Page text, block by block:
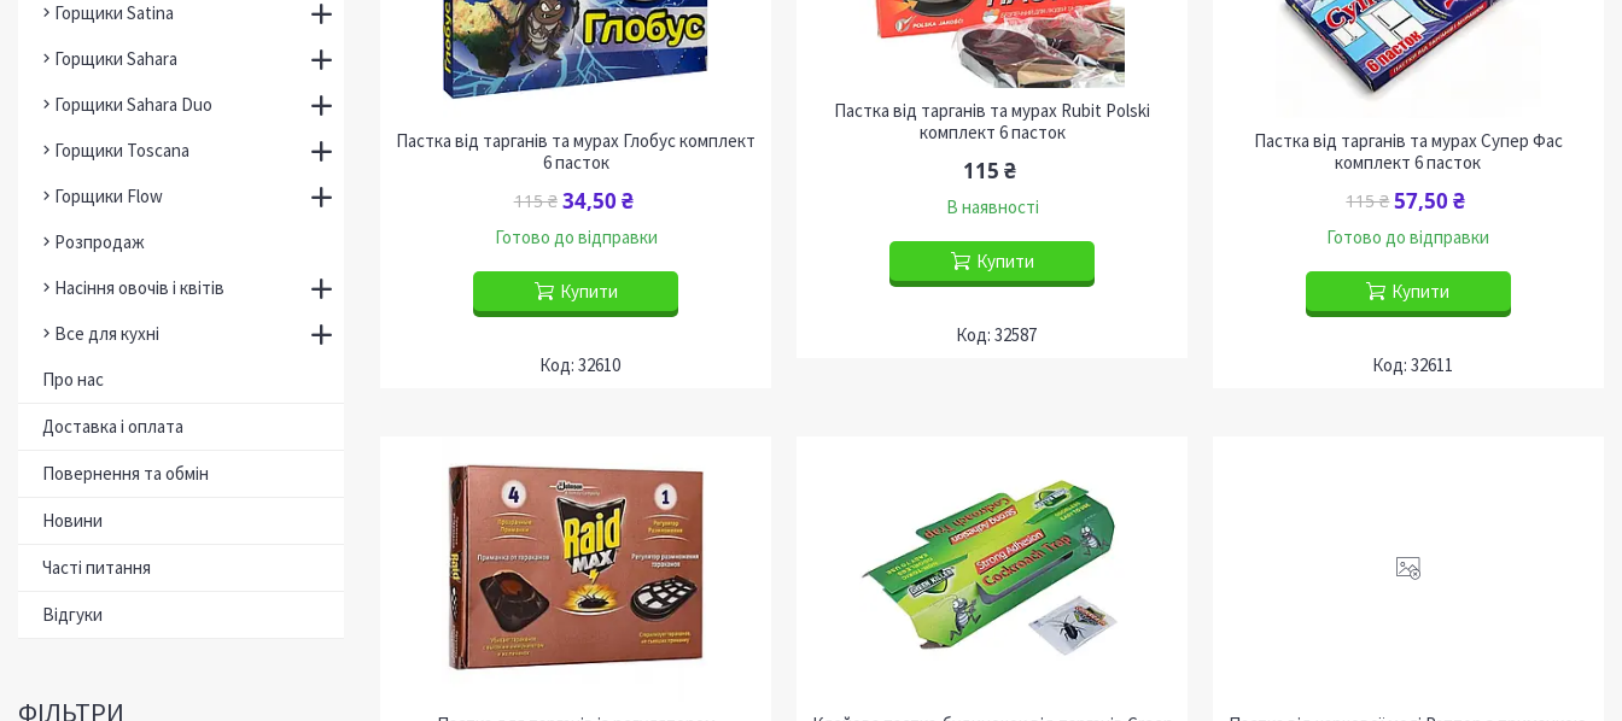
Пастка від тарганів та мурах Глобус комплект
6 пасток
115 ₴ 34,50 ₴
Готово до відправки
Купити
32610
Пастка від тарганів та мурах Rubit Polski
комплект 6 пасток
115 ₴
В наявності
Купити
32587
Пастка від тарганів та мурах Супер Фас
комплект 6 пасток
115 ₴ 57,50 ₴
Готово до відправки
Купити
32611
Горщики Satina
Горщики Sahara
Горщики Sahara Duo
Горщики Toscana
Горщики Flow
Розпродаж
Насіння овочів і квітів
Все для кухні
Про нас
Доставка і оплата
Повернення та обмін
Новини
Часті питання
Відгуки
ФІЛЬТРИ